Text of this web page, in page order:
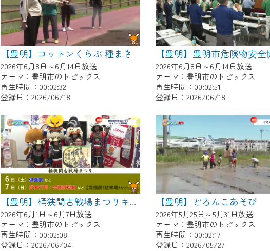
【豊明】コットンくらぶ 種まき
2026年6月8日～6月14日放送
テーマ：豊明市のトピックス
再生時間：00:02:32
登録日：2026/06/18
2026年6月8日～6月14日放送
テーマ：豊明市のトピックス
再生時間：00:02:51
登録日：2026/06/18
【豊明】桶狭間古戦場まつりキャラバン隊来局
2026年6月1日～6月7日放送
テーマ：豊明市のトピックス
再生時間：00:02:08
登録日：2026/06/04
【豊明】どろんこあそび
2026年5月25日～5月31日放送
テーマ：豊明市のトピックス
再生時間：00:02:17
登録日：2026/05/27